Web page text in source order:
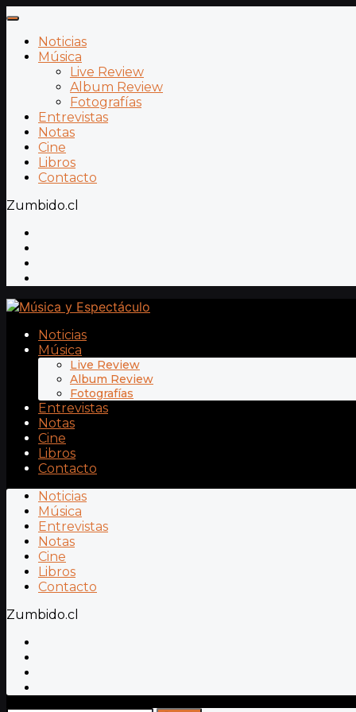
Noticias
Música
Live Review
Album Review
Fotografías
Entrevistas
Notas
Cine
Libros
Contacto
Zumbido.cl
Noticias
Música
Live Review
Album Review
Fotografías
Entrevistas
Notas
Cine
Libros
Contacto
Noticias
Música
Entrevistas
Notas
Cine
Libros
Contacto
Zumbido.cl